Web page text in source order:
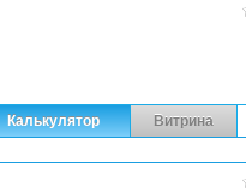
Калькулятор Витрина